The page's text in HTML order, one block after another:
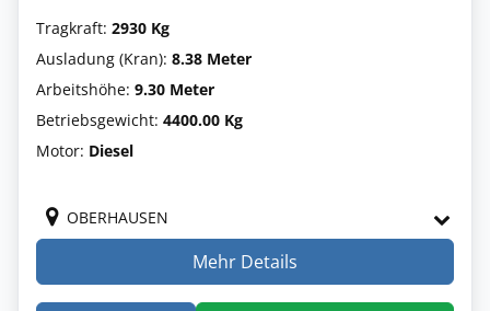
Tragkraft: 2930 Kg
Ausladung (Kran): 8.38 Meter
Arbeitshöhe: 9.30 Meter
Betriebsgewicht: 4400.00 Kg
Motor: Diesel
OBERHAUSEN
Mehr Details